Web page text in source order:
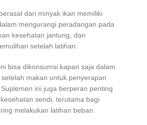
dari minyak ikan memiliki
mengurangi peradangan pada
kesehatan jantung, dan
setelah latihan.
bisa dikonsumsi kapan saja dalam
makan untuk penyerapan
ini juga berperan penting
sendi, terutama bagi
melakukan latihan beban.